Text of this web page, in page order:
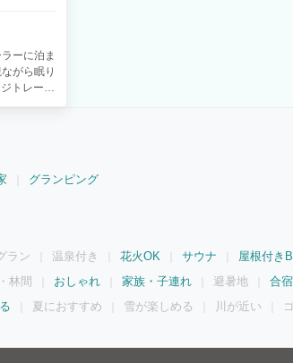
ーに泊ま
がら眠り
トレーラ
ヌーの体
設置せず
超えた場
ス内の6
できま
グランピング
ラン 温泉付き 花火OK サウナ 屋根付き
林間 おしゃれ 家族・子連れ 避暑地 合
夏におすすめ 雪が楽しめる 川が近い